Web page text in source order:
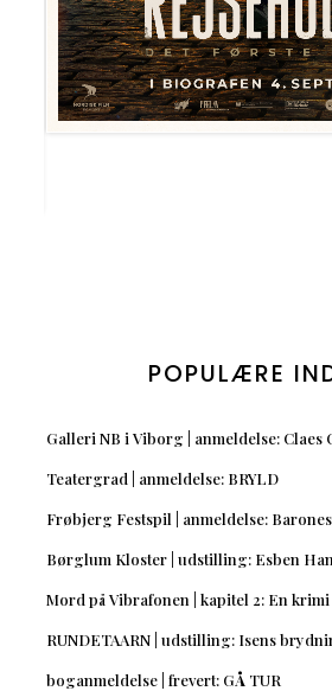
POPULÆRE
Galleri NB i Viborg | anmeldelse: Claes
Teatergrad | anmeldelse: BRYLD
Frøbjerg Festspil | anmeldelse:
Børglum Kloster | udstilling: Esben
Mord på Vibrafonen | kapitel 2: En
RUNDETAARN | udstilling: Isens
boganmeldelse | frevert: GÅ TUR